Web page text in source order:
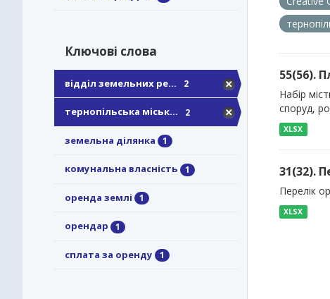
Ключові слова
відділ земельних ре... 2
тернопільська міськ... 2
земельна ділянка 1
комунальна власність 1
оренда землі 1
орендар 1
сплата за оренду 1
55(56).
Набір
споруд,
XLSX
31(32).
Перелік
XLSX